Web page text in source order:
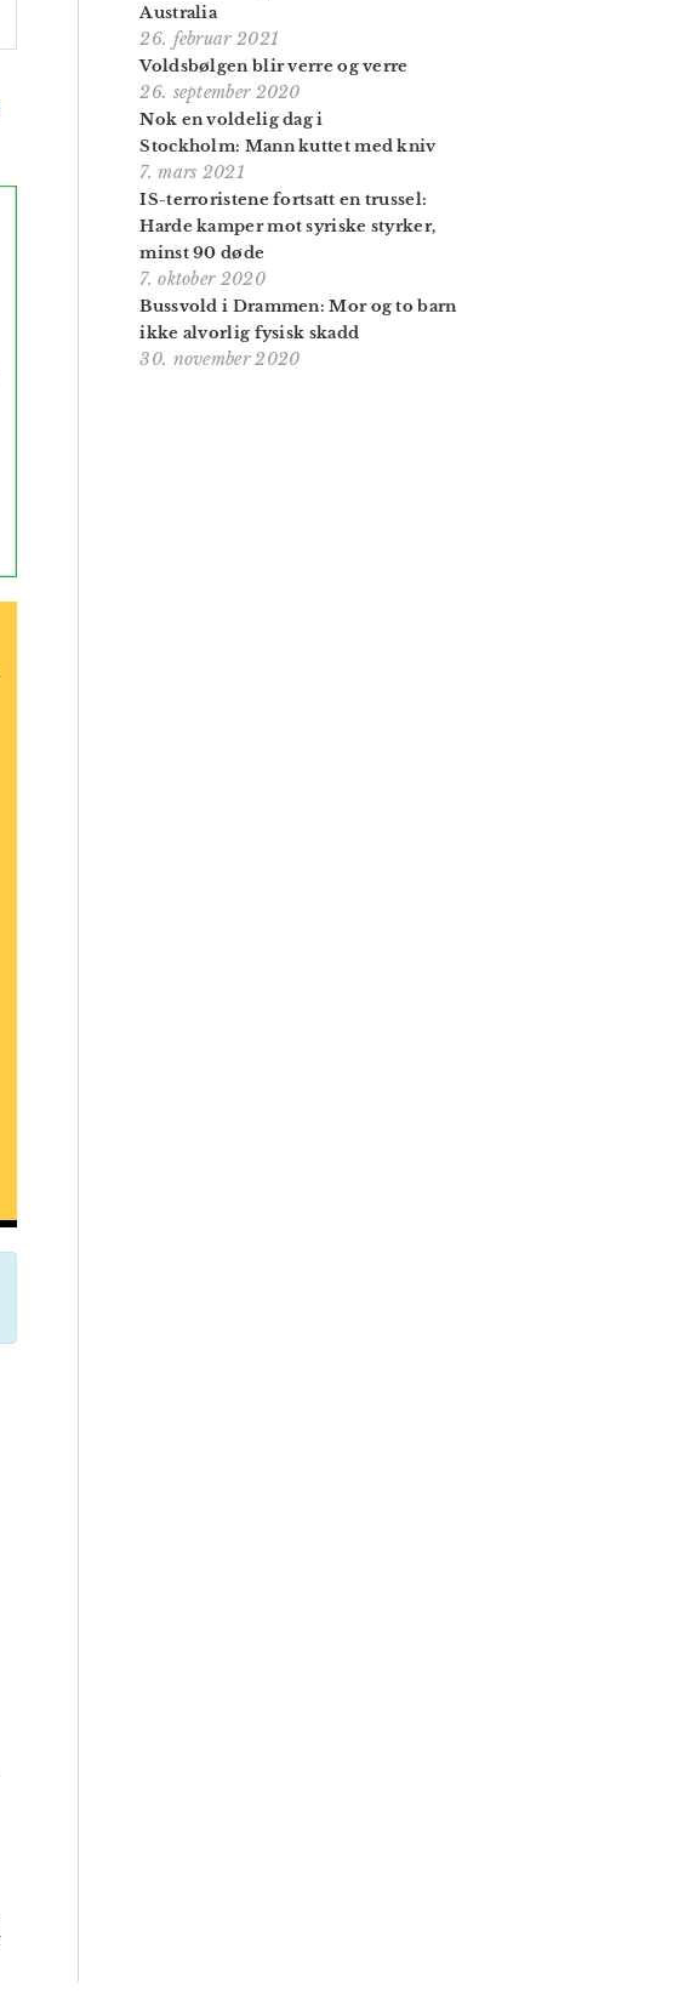
Australia
26. februar 2021
Voldsbølgen blir verre og verre
26. september 2020
Nok en voldelig dag i
Stockholm: Mann kuttet med kniv
7. mars 2021
IS-terroristene fortsatt en trussel:
Harde kamper mot syriske styrker,
minst 90 døde
7. oktober 2020
Bussvold i Drammen: Mor og to barn
ikke alvorlig fysisk skadd
30. november 2020